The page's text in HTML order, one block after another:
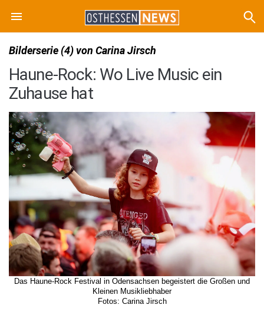
Bilderserie (4) von Carina Jirsch
Haune-Rock: Wo Live Music ein
Zuhause hat
Das Haune-Rock Festival in Odensachsen begeistert die Großen und
Kleinen Musikliebhaber
Fotos: Carina Jirsch